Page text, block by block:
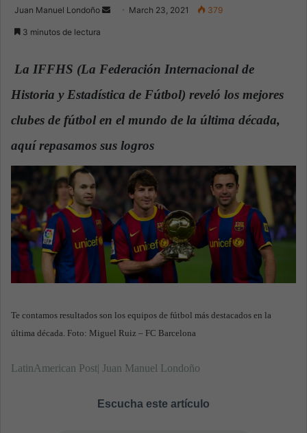
Juan Manuel Londoño
a
n
m
a
March 23, 2021 379
3 minutos de lectura
La IFFHS (La Federación Internacional de
Historia y Estadística de Fútbol) reveló los mejores
clubes de fútbol en el mundo de la última década,
aquí repasamos sus logros
Te contamos resultados son los equipos de fútbol más destacados en la
última década. Foto: Miguel Ruiz – FC Barcelona
LatinAmerican Post| Juan Manuel Londoño
Escucha este artículo